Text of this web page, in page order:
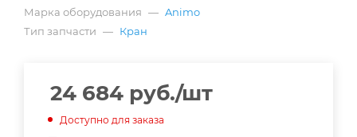
Марка оборудования — Animo
Тип запчасти — Кран
24 684 руб./шт
Доступно для заказа